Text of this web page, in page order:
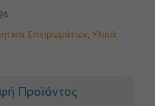
Σπειρωμάτων Υλικά
Προϊόντος